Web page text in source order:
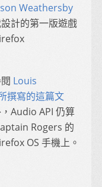
Weathersby
計的第一版遊戲
Louis
撰寫的這篇文
Audio API 仍算
Rogers 的
OS 手機上。